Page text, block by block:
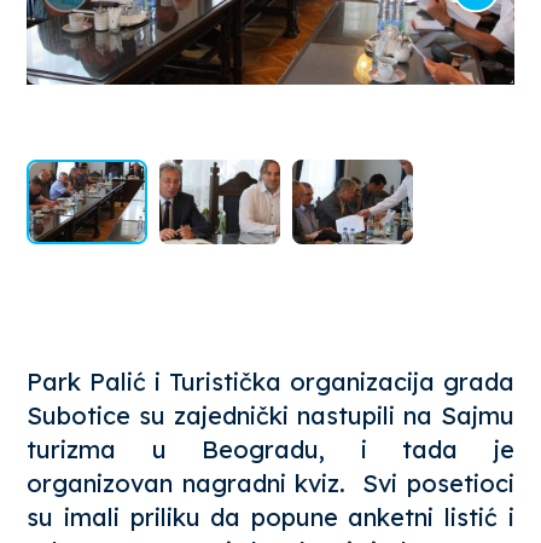
Park Palić i Turistička organizacija grada
Subotice su zajednički nastupili na Sajmu
turizma u Beogradu, i tada je
organizovan nagradni kviz. Svi posetioci
su imali priliku da popune anketni listić i